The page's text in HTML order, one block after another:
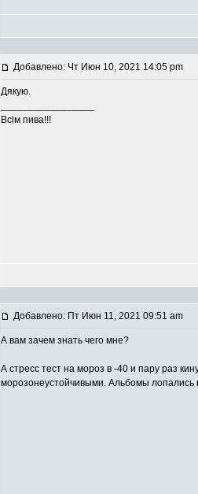
Добавлено: Чт Июн 10, 2021 14:05 pm
Дякую.
Всім пива!!!
Добавлено: Пт Июн 11, 2021 09:51 am
А вам зачем знать чего мне?
А стресс тест на мороз в -40 и пару раз
морозонеустойчивыми. Альбомы лопались